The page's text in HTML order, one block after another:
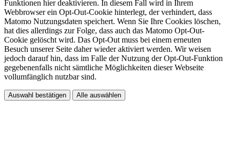
Funktionen hier deaktivieren. In diesem Fall wird in Ihrem
Webbrowser ein Opt-Out-Cookie hinterlegt, der verhindert, dass
Matomo Nutzungsdaten speichert. Wenn Sie Ihre Cookies löschen,
hat dies allerdings zur Folge, dass auch das Matomo Opt-Out-
Cookie gelöscht wird. Das Opt-Out muss bei einem erneuten
Besuch unserer Seite daher wieder aktiviert werden. Wir weisen
jedoch darauf hin, dass im Falle der Nutzung der Opt-Out-Funktion
gegebenenfalls nicht sämtliche Möglichkeiten dieser Webseite
vollumfänglich nutzbar sind.
Auswahl bestätigen Alle auswählen